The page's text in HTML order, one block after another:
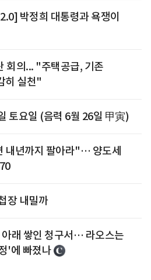
박정희 대통령과 욕쟁이
회의... "주택공급, 기존
히 실천"
토요일 (음력 6월 26일 甲寅)
내년까지 팔아라"… 양도세
장 내밀까
래 쌓인 청구서… 라오스는
'에 빠졌나